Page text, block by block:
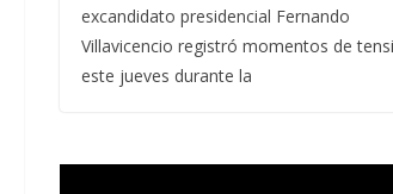
excandidato presidencial Fernando
Villavicencio registró momentos de
este jueves durante la